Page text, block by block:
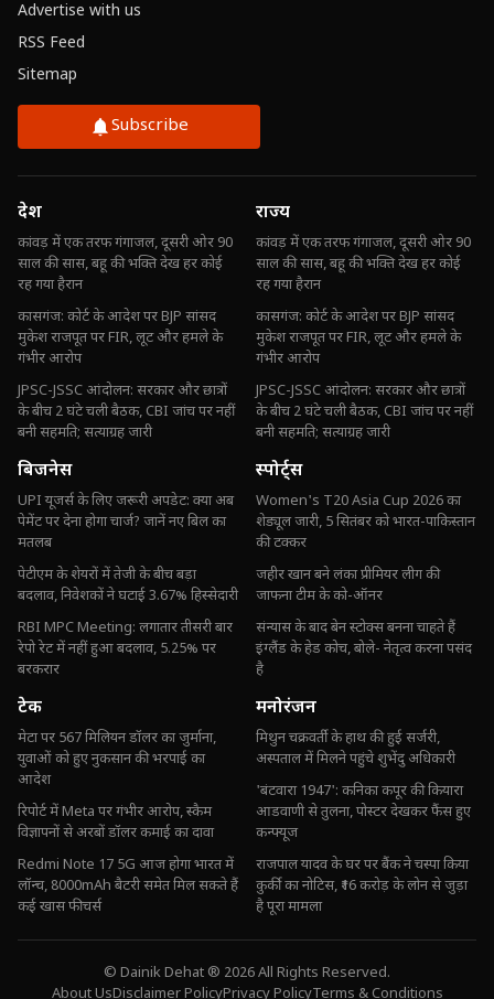
Advertise with us
RSS Feed
Sitemap
Subscribe
देश
कांवड़ में एक तरफ गंगाजल, दूसरी ओर 90
साल की सास, बहू की भक्ति देख हर कोई
रह गया हैरान
कासगंज: कोर्ट के आदेश पर BJP सांसद
मुकेश राजपूत पर FIR, लूट और हमले के
गंभीर आरोप
JPSC-JSSC आंदोलन: सरकार और छात्रों
के बीच 2 घंटे चली बैठक, CBI जांच पर नहीं
बनी सहमति; सत्याग्रह जारी
राज्य
कांवड़ में एक तरफ गंगाजल, दूसरी ओर 90
साल की सास, बहू की भक्ति देख हर कोई
रह गया हैरान
कासगंज: कोर्ट के आदेश पर BJP सांसद
मुकेश राजपूत पर FIR, लूट और हमले के
गंभीर आरोप
JPSC-JSSC आंदोलन: सरकार और छात्रों
के बीच 2 घंटे चली बैठक, CBI जांच पर नहीं
बनी सहमति; सत्याग्रह जारी
बिजनेस
UPI यूजर्स के लिए जरूरी अपडेट: क्या अब
पेमेंट पर देना होगा चार्ज? जानें नए बिल का
मतलब
पेटीएम के शेयरों में तेजी के बीच बड़ा
बदलाव, निवेशकों ने घटाई 3.67% हिस्सेदारी
RBI MPC Meeting: लगातार तीसरी बार
रेपो रेट में नहीं हुआ बदलाव, 5.25% पर
बरकरार
स्पोर्ट्स
Women's T20 Asia Cup 2026 का
शेड्यूल जारी, 5 सितंबर को भारत-पाकिस्तान
की टक्कर
जहीर खान बने लंका प्रीमियर लीग की
जाफना टीम के को-ऑनर
संन्यास के बाद बेन स्टोक्स बनना चाहते हैं
इंग्लैंड के हेड कोच, बोले- नेतृत्व करना पसंद
है
टेक
मेटा पर 567 मिलियन डॉलर का जुर्माना,
युवाओं को हुए नुकसान की भरपाई का
आदेश
रिपोर्ट में Meta पर गंभीर आरोप, स्कैम
विज्ञापनों से अरबों डॉलर कमाई का दावा
Redmi Note 17 5G आज होगा भारत में
लॉन्च, 8000mAh बैटरी समेत मिल सकते हैं
कई खास फीचर्स
मनोरंजन
मिथुन चक्रवर्ती के हाथ की हुई सर्जरी,
अस्पताल में मिलने पहुंचे शुभेंदु अधिकारी
'बंटवारा 1947': कनिका कपूर की कियारा
आडवाणी से तुलना, पोस्टर देखकर फैंस हुए
कन्फ्यूज
राजपाल यादव के घर पर बैंक ने चस्पा किया
कुर्की का नोटिस, ₹16 करोड़ के लोन से जुड़ा
है पूरा मामला
© Dainik Dehat ® 2026 All Rights Reserved.
About UsDisclaimer PolicyPrivacy PolicyTerms & Conditions